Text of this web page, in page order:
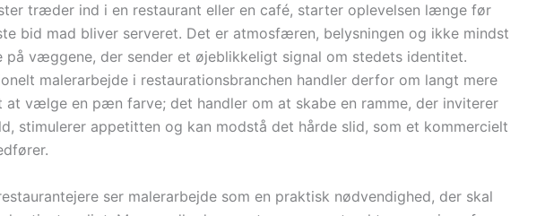
træder ind i en restaurant eller en café, starter oplevelsen længe før
bid mad bliver serveret. Det er atmosfæren, belysningen og ikke mindst
på væggene, der sender et øjeblikkeligt signal om stedets identitet.
malerarbejde i restaurationsbranchen handler derfor om langt mere
at vælge en pæn farve; det handler om at skabe en ramme, der inviterer
stimulerer appetitten og kan modstå det hårde slid, som et kommercielt
ser malerarbejde som en praktisk nødvendighed, der skal